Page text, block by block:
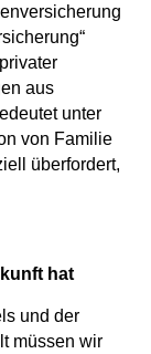
aus
unter
von Familie
überfordert,
hat
und der
müssen wir